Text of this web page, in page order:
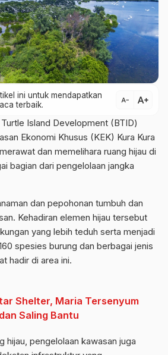
ini untuk mendapatkan
terbaik.
text_decrease text_increase
Island Development (BTID)
Ekonomi Khusus (KEK) Kura Kura
dan memelihara ruang hijau di
bagian dari pengelolaan jangka
dan pepohonan tumbuh dan
Kehadiran elemen hijau tersebut
yang lebih teduh serta menjadi
spesies burung dan berbagai jenis
hadir di area ini.
Shelter, Maria Tersenyum
Saling Bantu
hijau, pengelolaan kawasan juga